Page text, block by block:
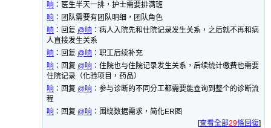
响 ： 医生半天一排，护士需要排满班
响 ： 团队需要有团队明细，团队角色
响 ： 回复 @响 ：病人入院先和住院记录发生关系，之后就不再和病
人直接发生关系
响 ： 回复 @响 ：职工后续补充
响 ： 回复 @响 ：住院也与住院记录发生关系，后续统计缴费也需要
住院记录（化验项目，药品）
响 ： 回复 @响 ：参与诊断的不同分工都需要能查询到整个的诊断流
程
响 ： 回复 @响 ：围绕数据需求，简化ER图
[查看全部29條回復]